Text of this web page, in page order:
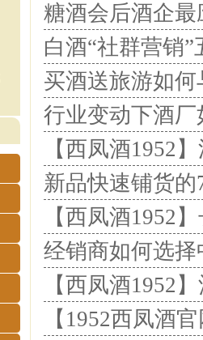
糖酒会后酒企
白酒“社群营销
买酒送旅游如
行业变动下酒
【西凤酒1952
新品快速铺货
【西凤酒1952
经销商如何选
【西凤酒1952
【1952西凤酒